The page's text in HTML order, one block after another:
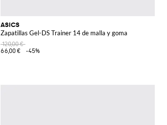
ASICS
Zapatillas Gel-DS Trainer 14 de malla y goma
120,00 €
66,00 €
-45%